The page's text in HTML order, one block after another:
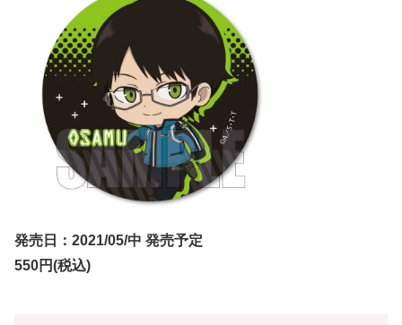
発売日：2021/05/中 発売予定
550円(税込)